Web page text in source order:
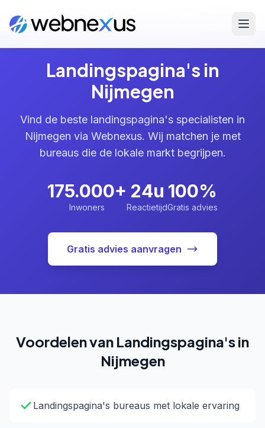
Home Diensten Landingspagina's
Landingspagina's in
Nijmegen
Vind de beste landingspagina's specialisten in
Nijmegen via Webnexus. Wij matchen je met
bureaus die de lokale markt begrijpen.
175.000+
Inwoners
24u
Reactietijd
100%
Gratis advies
Gratis advies aanvragen
Voordelen van Landingspagina's in
Nijmegen
Landingspagina's bureaus met lokale ervaring